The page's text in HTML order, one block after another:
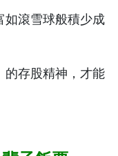
如滾雪球般積少成
的存股精神，才能